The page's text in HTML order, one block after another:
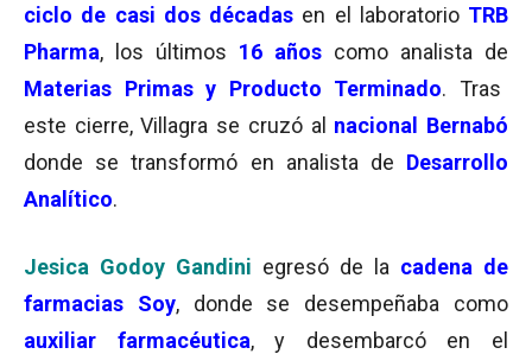
ciclo de casi dos décadas en el laboratorio TRB
Pharma, los últimos 16 años como analista de
Materias Primas y Producto Terminado. Tras
este cierre, Villagra se cruzó al nacional Bernabó
donde se transformó en analista de Desarrollo
Analítico.
Jesica Godoy Gandini egresó de la cadena de
farmacias Soy, donde se desempeñaba como
auxiliar farmacéutica, y desembarcó en el